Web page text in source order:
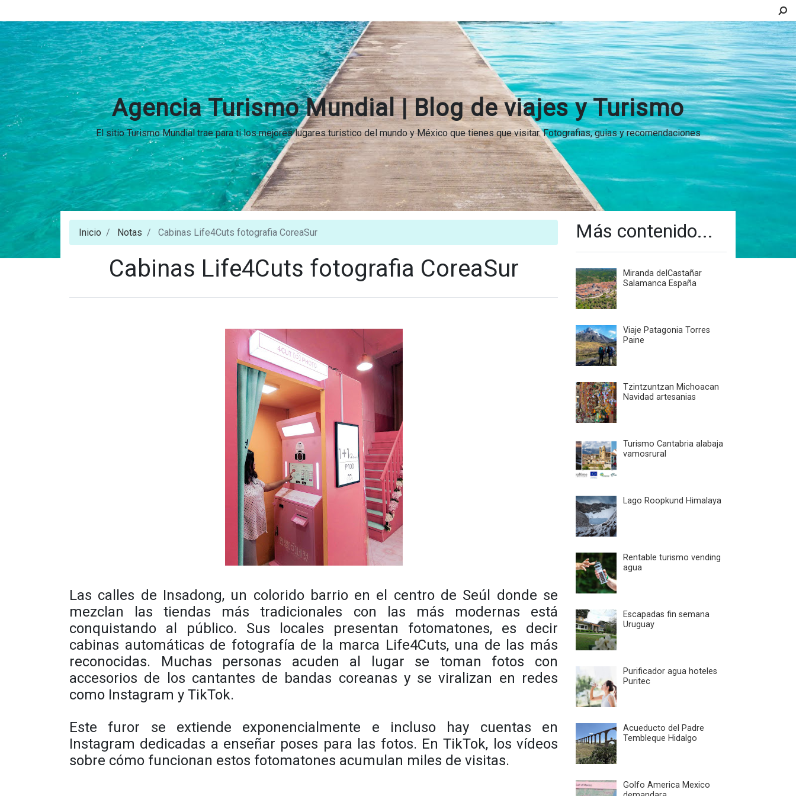
Agencia Turismo Mundial | Blog de viajes y Turismo
El sitio Turismo Mundial trae para ti los mejores lugares turistico del mundo y México que tienes que visitar. Fotografias, guias y recomendaciones
Inicio Notas Cabinas Life4Cuts fotografia CoreaSur
Cabinas Life4Cuts fotografia CoreaSur
Las calles de Insadong, un colorido barrio en el centro de Seúl donde se
mezclan las tiendas más tradicionales con las más modernas está
conquistando al público. Sus locales presentan fotomatones, es decir
cabinas automáticas de fotografía de la marca Life4Cuts, una de las más
reconocidas. Muchas personas acuden al lugar se toman fotos con
accesorios de los cantantes de bandas coreanas y se viralizan en redes
como Instagram y TikTok.
Este furor se extiende exponencialmente e incluso hay cuentas en
Instagram dedicadas a enseñar poses para las fotos. En TikTok, los vídeos
sobre cómo funcionan estos fotomatones acumulan miles de visitas.
Más contenido...
Miranda delCastañar
Salamanca España
Viaje Patagonia Torres
Paine
Tzintzuntzan Michoacan
Navidad artesanias
Turismo Cantabria alabaja
vamosrural
Lago Roopkund Himalaya
Rentable turismo vending
agua
Escapadas fin semana
Uruguay
Purificador agua hoteles
Puritec
Acueducto del Padre
Tembleque Hidalgo
Golfo America Mexico